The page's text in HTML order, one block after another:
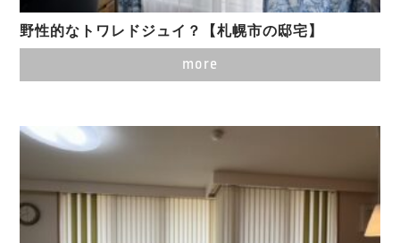
野性的なトワレドジュイ？【札幌市の邸宅】
more